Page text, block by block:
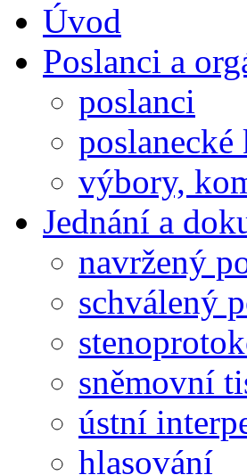
Úvod
Poslanci a
poslanci
výbory,
Jednání a
navržený
schválený
sněmovní
ústní
hlasování